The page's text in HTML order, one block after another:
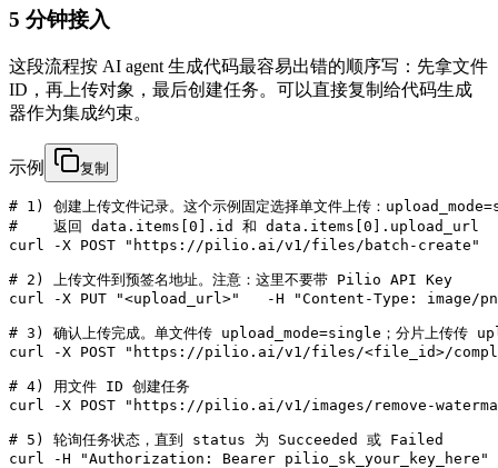
5 分钟接入
这段流程按 AI agent 生成代码最容易出错的顺序写：先拿文件
ID，再上传对象，最后创建任务。可以直接复制给代码生成
器作为集成约束。
示例 复制
# 1) 创建上传文件记录。这个示例固定选择单文件上传：
#    返回 data.items[0].id 和 data.items[0].upload_url
curl -X POST "https://pilio.ai/v1/files/batch-create"   -
# 2) 上传文件到预签名地址。注意：这里不要带 Pilio API Key
curl -X PUT "<upload_url>"   -H "Content-Type: image/
# 3) 确认上传完成。单文件传 upload_mode=single；分片上传
curl -X POST "https://pilio.ai/v1/files/<file_id>/
# 4) 用文件 ID 创建任务
curl -X POST "https://pilio.ai/v1/images/remove-
# 5) 轮询任务状态，直到 status 为 Succeeded 或 Failed
curl -H "Authorization: Bearer